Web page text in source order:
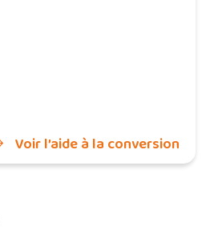
Voir l’aide à la conversion